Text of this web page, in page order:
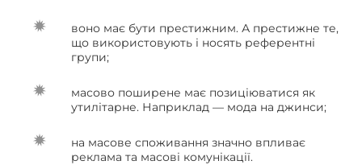
воно має бути престижним. А престижне те,
що використовують і носять референтні
групи;
масово поширене має позиціюватися як
утилітарне. Наприклад — мода на джинси;
на масове споживання значно впливає
реклама та масові комунікації.